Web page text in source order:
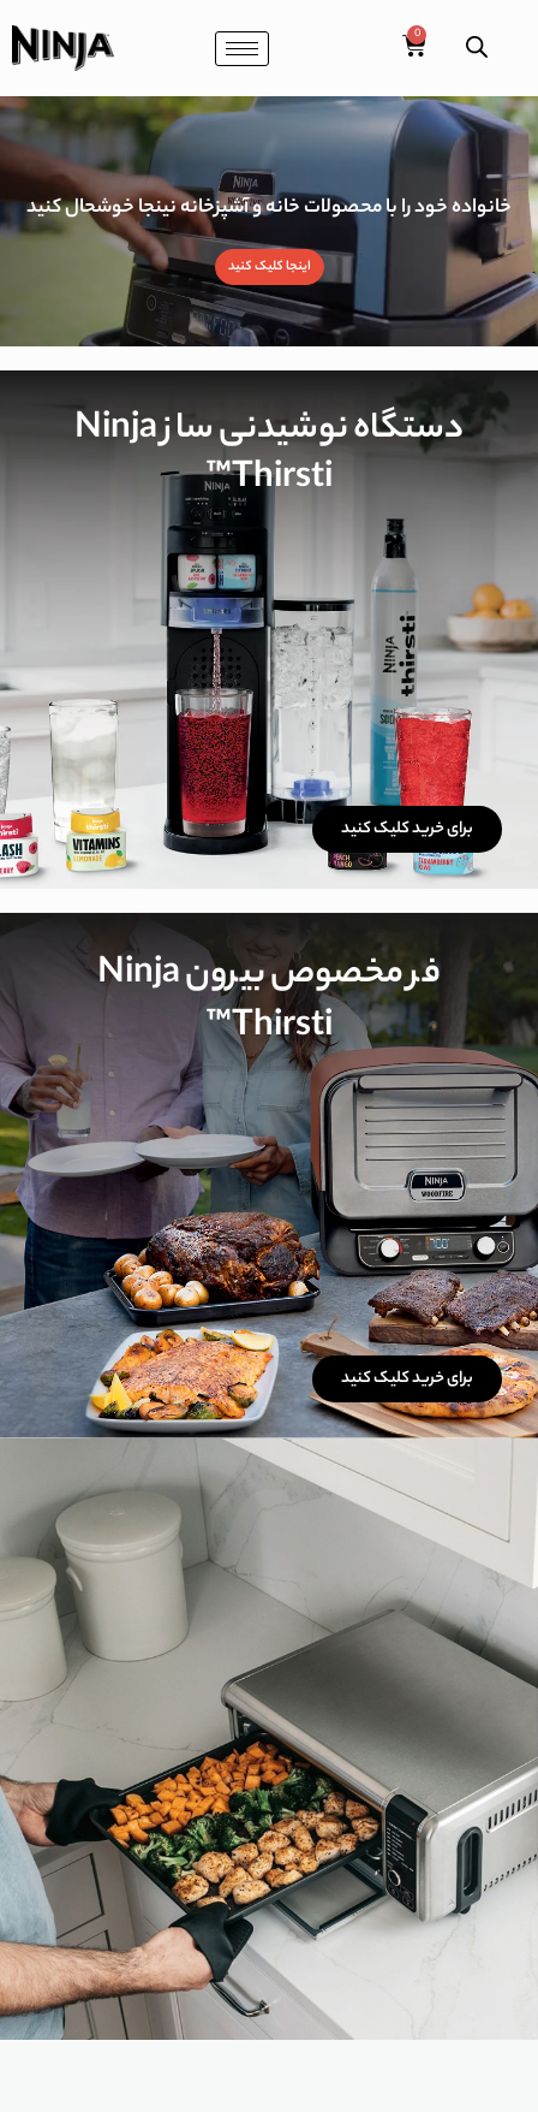
خانواده خود را با محصولات خانه و آشپزخانه نینجا خوشحال کنید
اینجا کلیک کنید
دستگاه نوشیدنی ساز Ninja
Thirsti™
برای خرید کلیک کنید
فر مخصوص بیرون Ninja
Thirsti™
برای خرید کلیک کنید